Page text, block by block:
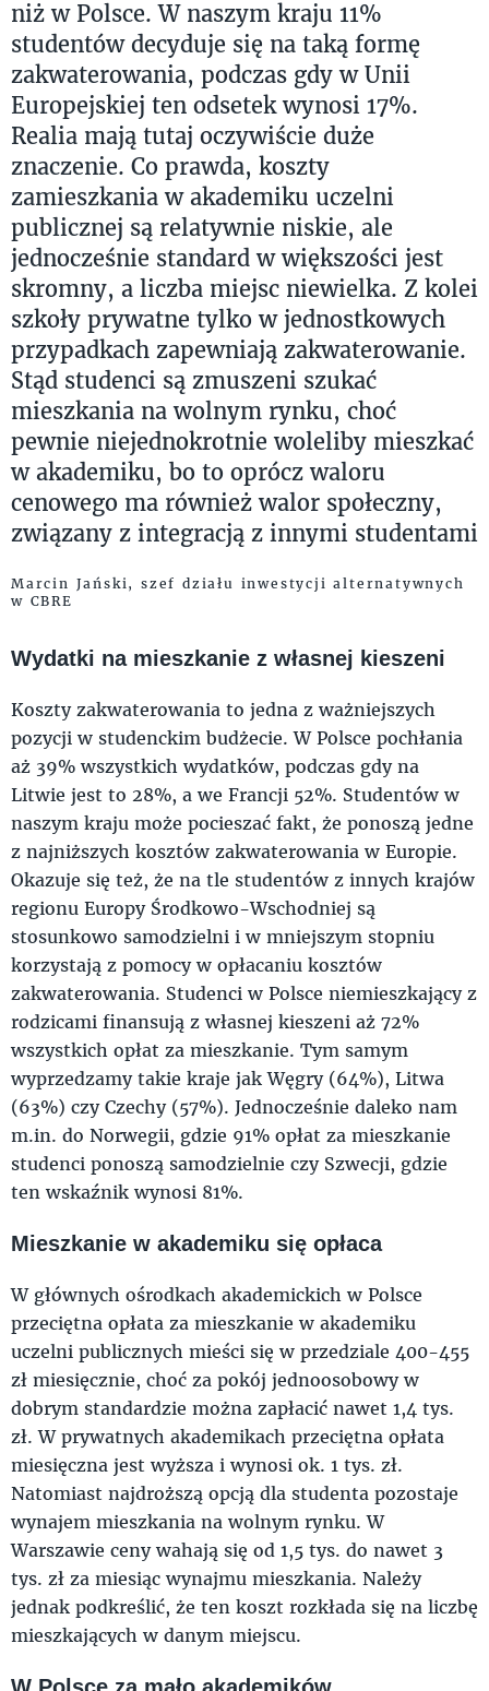
niż w Polsce. W naszym kraju 11%
studentów decyduje się na taką formę
zakwaterowania, podczas gdy w Unii
Europejskiej ten odsetek wynosi 17%.
Realia mają tutaj oczywiście duże
znaczenie. Co prawda, koszty
zamieszkania w akademiku uczelni
publicznej są relatywnie niskie, ale
jednocześnie standard w większości jest
skromny, a liczba miejsc niewielka. Z kolei
szkoły prywatne tylko w jednostkowych
przypadkach zapewniają zakwaterowanie.
Stąd studenci są zmuszeni szukać
mieszkania na wolnym rynku, choć
pewnie niejednokrotnie woleliby mieszkać
w akademiku, bo to oprócz waloru
cenowego ma również walor społeczny,
związany z integracją z innymi studentami
Marcin Jański, szef działu inwestycji alternatywnych
w CBRE
Wydatki na mieszkanie z własnej kieszeni
Koszty zakwaterowania to jedna z ważniejszych
pozycji w studenckim budżecie. W Polsce pochłania
aż 39% wszystkich wydatków, podczas gdy na
Litwie jest to 28%, a we Francji 52%. Studentów w
naszym kraju może pocieszać fakt, że ponoszą jedne
z najniższych kosztów zakwaterowania w Europie.
Okazuje się też, że na tle studentów z innych krajów
regionu Europy Środkowo-Wschodniej są
stosunkowo samodzielni i w mniejszym stopniu
korzystają z pomocy w opłacaniu kosztów
zakwaterowania. Studenci w Polsce niemieszkający z
rodzicami finansują z własnej kieszeni aż 72%
wszystkich opłat za mieszkanie. Tym samym
wyprzedzamy takie kraje jak Węgry (64%), Litwa
(63%) czy Czechy (57%). Jednocześnie daleko nam
m.in. do Norwegii, gdzie 91% opłat za mieszkanie
studenci ponoszą samodzielnie czy Szwecji, gdzie
ten wskaźnik wynosi 81%.
Mieszkanie w akademiku się opłaca
W głównych ośrodkach akademickich w Polsce
przeciętna opłata za mieszkanie w akademiku
uczelni publicznych mieści się w przedziale 400-455
zł miesięcznie, choć za pokój jednoosobowy w
dobrym standardzie można zapłacić nawet 1,4 tys.
zł. W prywatnych akademikach przeciętna opłata
miesięczna jest wyższa i wynosi ok. 1 tys. zł.
Natomiast najdroższą opcją dla studenta pozostaje
wynajem mieszkania na wolnym rynku. W
Warszawie ceny wahają się od 1,5 tys. do nawet 3
tys. zł za miesiąc wynajmu mieszkania. Należy
jednak podkreślić, że ten koszt rozkłada się na liczbę
mieszkających w danym miejscu.